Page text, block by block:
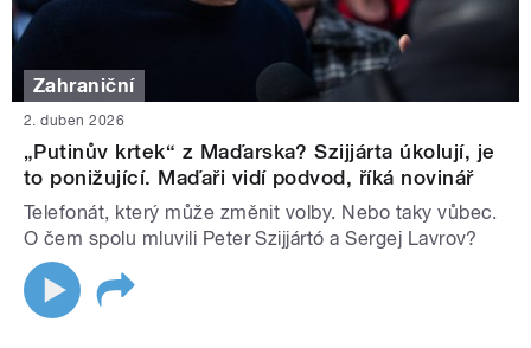
Zahraniční
2. duben 2026
„Putinův krtek“ z Maďarska? Szijjárta úkolují, je
to ponižující. Maďaři vidí podvod, říká novinář
Telefonát, který může změnit volby. Nebo taky vůbec.
O čem spolu mluvili Peter Szijjártó a Sergej Lavrov?